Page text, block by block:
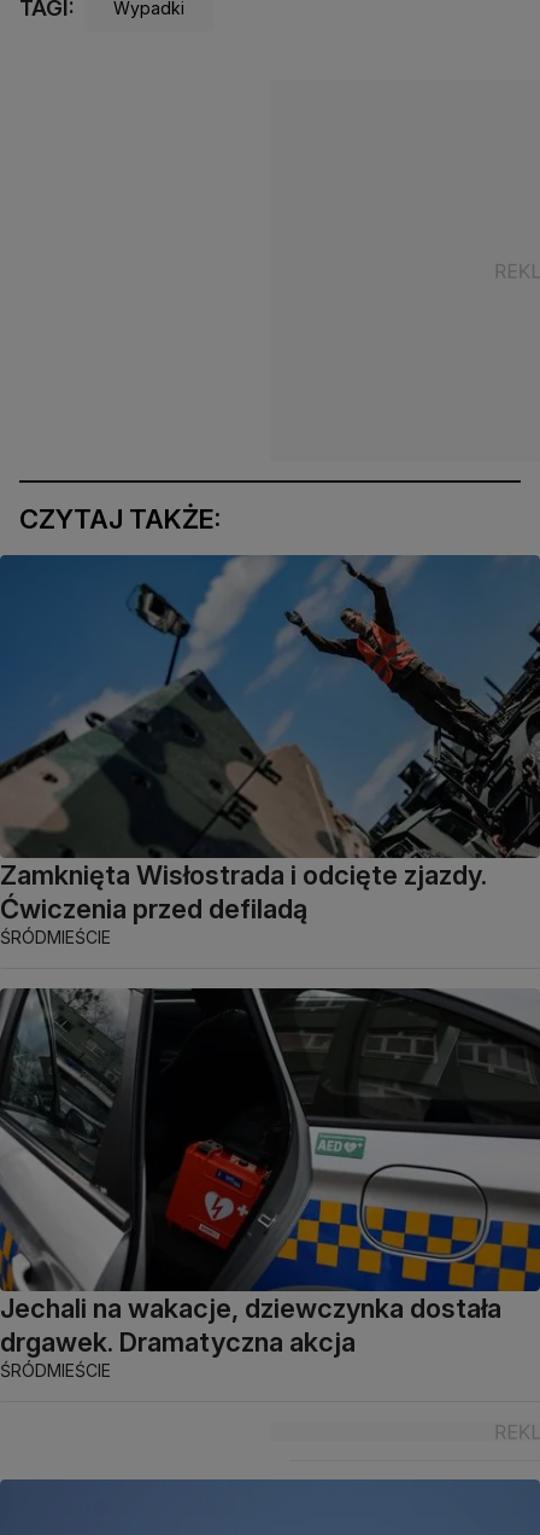
TAGI: Wypadki
CZYTAJ TAKŻE:
Zamknięta Wisłostrada i odcięte zjazdy.
Ćwiczenia przed defiladą
ŚRÓDMIEŚCIE
Jechali na wakacje, dziewczynka dostała
drgawek. Dramatyczna akcja
ŚRÓDMIEŚCIE